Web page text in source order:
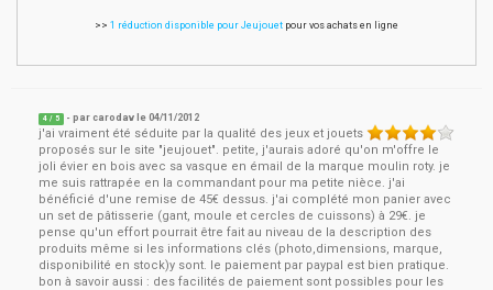
>> 1 réduction disponible pour Jeujouet pour vos achats en ligne
4 / 5 - parcarodav le04/11/2012
j'ai vraiment été séduite par la qualité des jeux et jouets
proposés sur le site "jeujouet". petite, j'aurais adoré qu'on m'offre le
joli évier en bois avec sa vasque en émail de la marque moulin roty. je
me suis rattrapée en la commandant pour ma petite nièce. j'ai
bénéficié d'une remise de 45€ dessus. j'ai complété mon panier avec
un set de pâtisserie (gant, moule et cercles de cuissons) à 29€. je
pense qu'un effort pourrait être fait au niveau de la description des
produits même si les informations clés (photo,dimensions, marque,
disponibilité en stock)y sont. le paiement par paypal est bien pratique.
bon à savoir aussi : des facilités de paiement sont possibles pour les